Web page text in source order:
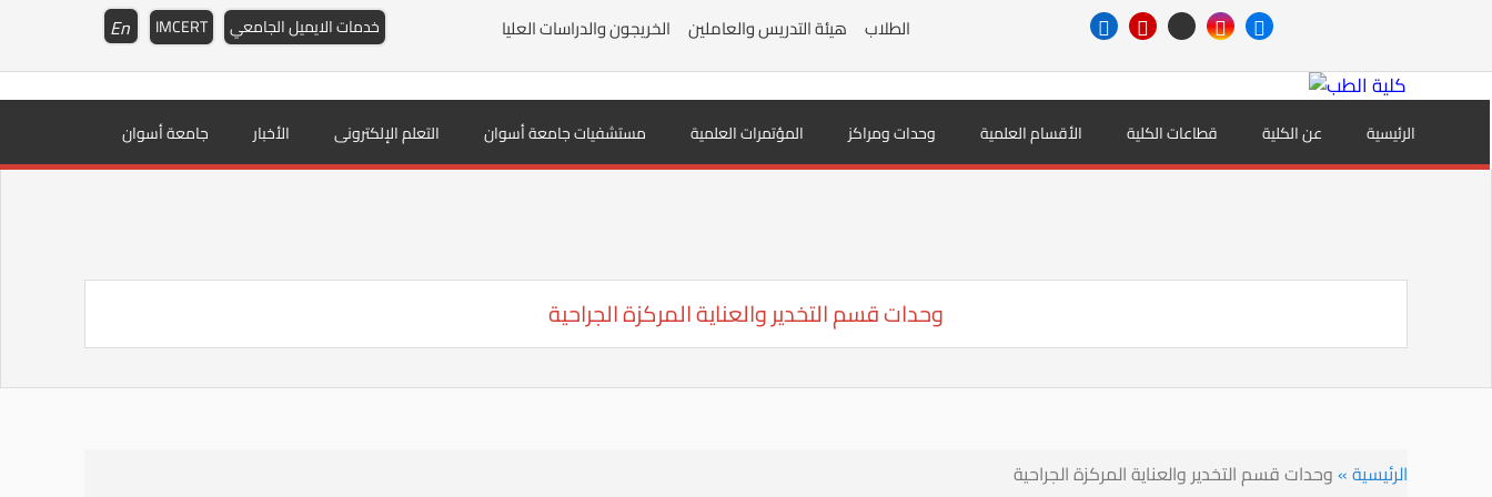
En خدمات الايميل الجامعي IMCERT الخريجون والدراسات العليا هيئة التدريس والعاملين الطلاب
جامعة أسوان الأخبار التعلم الإلكترونى مستشفيات جامعة أسوان المؤتمرات العلمية وحدات ومراكز الأقسام العلمية قطاعات الكلية عن الكلية الرئيسية
وحدات قسم التخدير والعناية المركزة الجراحية
الرئيسية»وحدات قسم التخدير والعناية المركزة الجراحية